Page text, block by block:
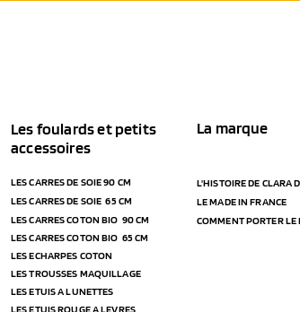
Les foulards et petits
accessoires
LES CARRES DE SOIE 90 CM
LES CARRES DE SOIE 65 CM
LES CARRES COTON BIO 90 CM
LES CARRES COTON BIO 65 CM
LES ECHARPES COTON
LES TROUSSES MAQUILLAGE
LES ETUIS A LUNETTES
LES ETUIS ROUGE A LEVRES
La marque
L'HISTOIRE DE CLARA
LE MADE IN FRANCE
COMMENT PORTER LE